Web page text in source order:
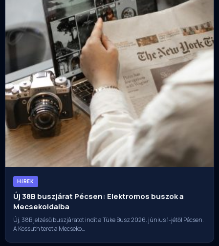
HíREK
Új 38B buszjárat Pécsen: Elektromos buszok a
Mecsekoldalba
Új, 38B jelzésű buszjáratot indít a Tüke Busz 2026. június 1-jétől Pécsen.
A Kossuth teret a Mecseko…